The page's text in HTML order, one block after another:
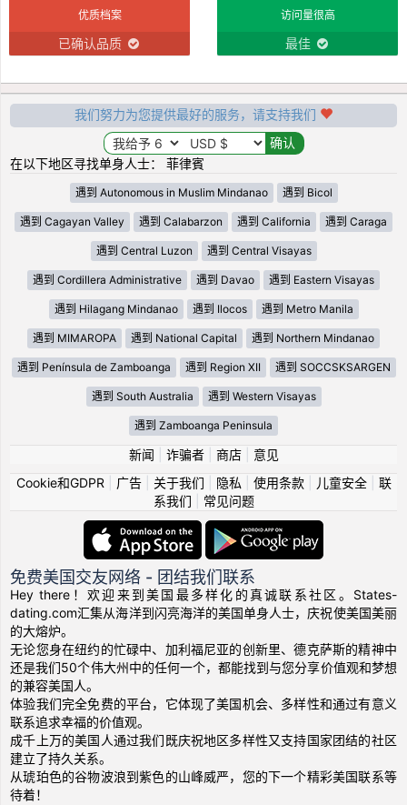
优质档案
已确认品质
访问量很高
最佳
我们努力为您提供最好的服务，请支持我们
在以下地区寻找单身人士： 菲律賓
遇到 Autonomous in Muslim Mindanao 遇到 Bicol
遇到 Cagayan Valley 遇到 Calabarzon 遇到 California 遇到 Caraga
遇到 Central Luzon 遇到 Central Visayas
遇到 Cordillera Administrative 遇到 Davao 遇到 Eastern Visayas
遇到 Hilagang Mindanao 遇到 Ilocos 遇到 Metro Manila
遇到 MIMAROPA 遇到 National Capital 遇到 Northern Mindanao
遇到 Península de Zamboanga 遇到 Region XII 遇到 SOCCSKSARGEN
遇到 South Australia 遇到 Western Visayas
遇到 Zamboanga Peninsula
新闻 诈骗者| 商店| 意见
Cookie和GDPR
广告| 关于我们 隐私 使用条款| 儿童安全| 联
系我们
常见问题
免费美国交友网络 - 团结我们联系
Hey there！欢迎来到美国最多样化的真诚联系社区。States-
dating.com汇集从海洋到闪亮海洋的美国单身人士，庆祝使美国美丽
的大熔炉。
无论您身在纽约的忙碌中、加利福尼亚的创新里、德克萨斯的精神中
还是我们50个伟大州中的任何一个，都能找到与您分享价值观和梦想
的兼容美国人。
体验我们完全免费的平台，它体现了美国机会、多样性和通过有意义
联系追求幸福的价值观。
成千上万的美国人通过我们既庆祝地区多样性又支持国家团结的社区
建立了持久关系。
从琥珀色的谷物波浪到紫色的山峰威严，您的下一个精彩美国联系等
待着！